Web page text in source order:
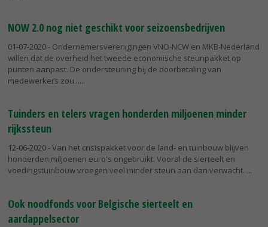
NOW 2.0 nog niet geschikt voor seizoensbedrijven
01-07-2020- Ondernemersverenigingen VNO-NCW en MKB-Nederland
willen dat de overheid het tweede economische steunpakket op
punten aanpast. De ondersteuning bij de doorbetaling van
medewerkers zou...
Tuinders en telers vragen honderden miljoenen minder
rijkssteun
12-06-2020- Van het crisispakket voor de land- en tuinbouw blijven
honderden miljoenen euro's ongebruikt. Vooral de sierteelt en
voedingstuinbouw vroegen veel minder steun aan dan verwacht.
Ook noodfonds voor Belgische sierteelt en
aardappelsector